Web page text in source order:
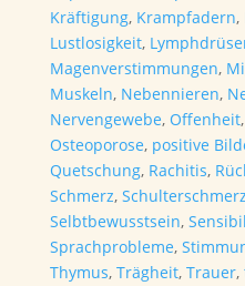
Kräftigung, Krampfadern,
Lustlosigkeit,
Magenverstimmungen,
Muskeln, Nebennieren,
Nervengewebe, Offenheit,
Osteoporose, positive
Quetschung, Rachitis,
Schmerz, Schulterschmerz
Selbtbewusstsein,
Sprachprobleme,
Thymus, Trägheit, Trauer,